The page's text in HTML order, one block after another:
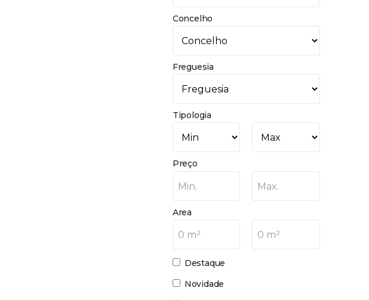
Concelho
Freguesia
Tipologia
Preço
Min. Max.
Area
0 m² 0 m²
Destaque
Novidade